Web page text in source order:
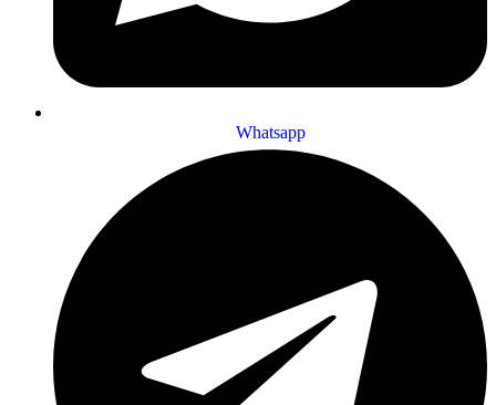
Whatsapp